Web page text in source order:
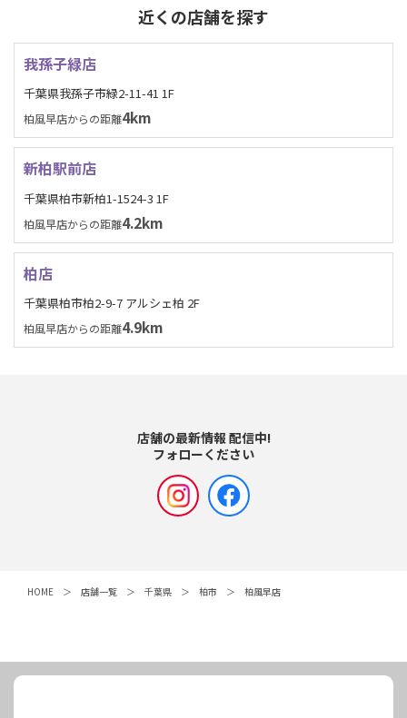
近くの店舗を探す
我孫子緑店
千葉県我孫子市緑2-11-41 1F
柏風早店からの距離4km
新柏駅前店
千葉県柏市新柏1-1524-3 1F
柏風早店からの距離4.2km
柏店
千葉県柏市柏2-9-7 アルシェ柏 2F
柏風早店からの距離4.9km
店舗の最新情報 配信中!
フォローください
HOME 店舗一覧 千葉県 柏市 柏風早店